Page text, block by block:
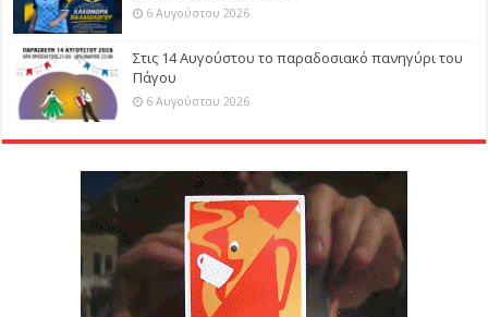
6 Αυγούστου 2026
Στις 14 Αυγούστου το παραδοσιακό πανηγύρι του
Πάγου
6 Αυγούστου 2026